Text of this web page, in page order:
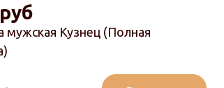
мужская Кузнец (Полная